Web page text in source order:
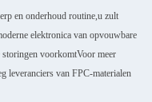
en onderhoud routine,u zult
elektronica van opvouwbare
voorkomtVoor meer
leveranciers van FPC-materialen